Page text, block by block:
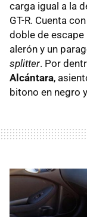
carga igual a la
GT-R. Cuenta
doble de escape
alerón y un
splitter. Por
Alcántara,
bitono en negro